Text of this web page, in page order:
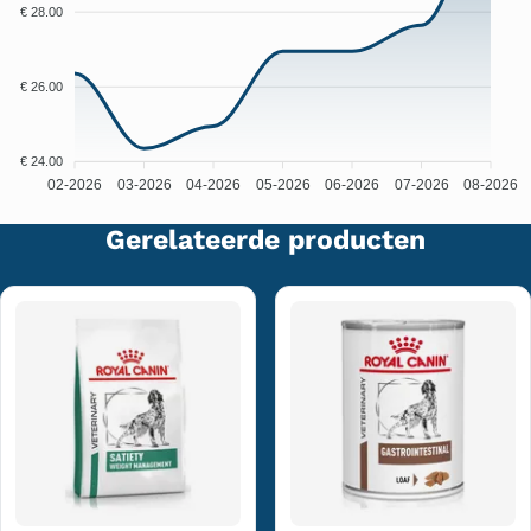
€ 28.00
€ 26.00
€ 24.00
02-2026 03-2026 04-2026 05-2026 06-2026 07-2026 08-2026
Gerelateerde producten